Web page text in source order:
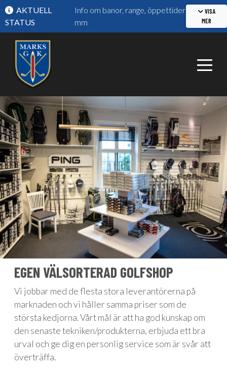
AKTUELL
STATUS
Info om banor, range, öppettider
mm
VISA
MER
EGEN VÄLSORTERAD GOLFSHOP
Vi jobbar med de flesta stora leverantörerna på
marknaden och vi håller samma priser som de
största kedjorna. Vårt mål är att ha god kunskap om
den senaste tekniken/produkterna, erbjuda ett bra
urval och ge dig en personlig service som är svår att
överträffa.